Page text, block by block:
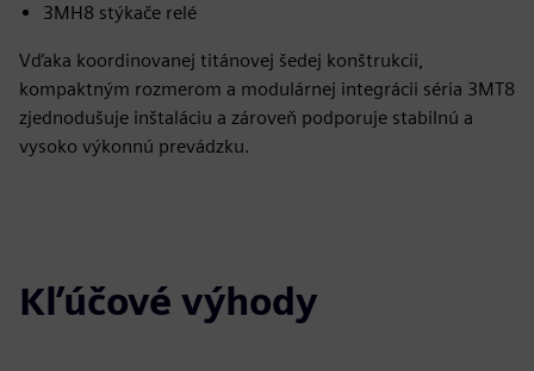
3MH8 stýkače relé
Vďaka koordinovanej titánovej šedej konštrukcii,
kompaktným rozmerom a modulárnej integrácii séria 3MT8
zjednodušuje inštaláciu a zároveň podporuje stabilnú a
vysoko výkonnú prevádzku.
Kľúčové výhody